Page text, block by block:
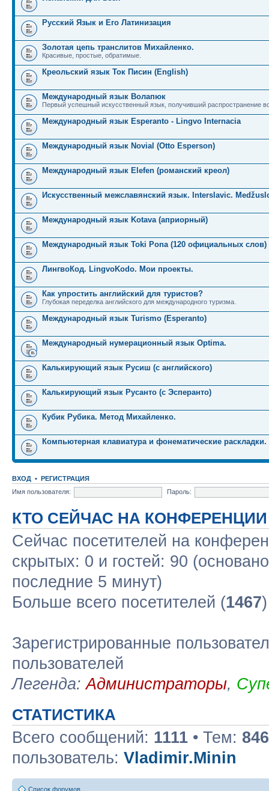
Русский Язык и Его Латинизация
Золотая цепь транслитов Михайленко.
Красивые, простые, обратимые.
Креольский язык Ток Писин (English)
Международный язык Волапюк
Первый успешный искусственный язык, получивший распространение
Международный язык Esperanto - Lingvo Internacia
Международный язык Novial (Otto Esperson)
Международный язык Elefen (романский креол)
Искусственный межславянский язык. Interslavic.
Международный язык Kotava (априорный)
Международный язык Toki Pona (120 официальных слов)
ЛингвоКод. LingvoKodo. Мои проекты.
Как упростить английский для туристов?
Глубокая переделка английского для международного туризма.
Международный язык Turismo (Esperanto)
Международный нумерационный язык Optima.
Калькирующий язык Русиш (с английского)
Калькирующий язык Русанто (с Эсперанто)
Кубик Рубика. Метод Михайленко.
Компьютерная клавиатура и фонематические раскладки.
ВХОД • РЕГИСТРАЦИЯ
Имя пользователя:
Пароль:
КТО СЕЙЧАС НА КОНФЕРЕНЦИИ
Сейчас посетителей на
скрытых: 0 и гостей: 90
последние 5 минут)
Больше всего посетителей (1467
Зарегистрированные
пользователей
Легенда:Администраторы,
СТАТИСТИКА
Всего сообщений: 1111 • Тем: 846
пользователь: Vladimir.Minin
Список форумов